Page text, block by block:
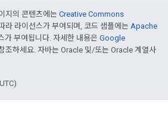
지의 콘텐츠에는 Creative Commons
라 라이선스가 부여되며, 코드 샘플에는 Apache
가 부여됩니다. 자세한 내용은 Google
조하세요. 자바는 Oracle 및/또는 Oracle 계열사